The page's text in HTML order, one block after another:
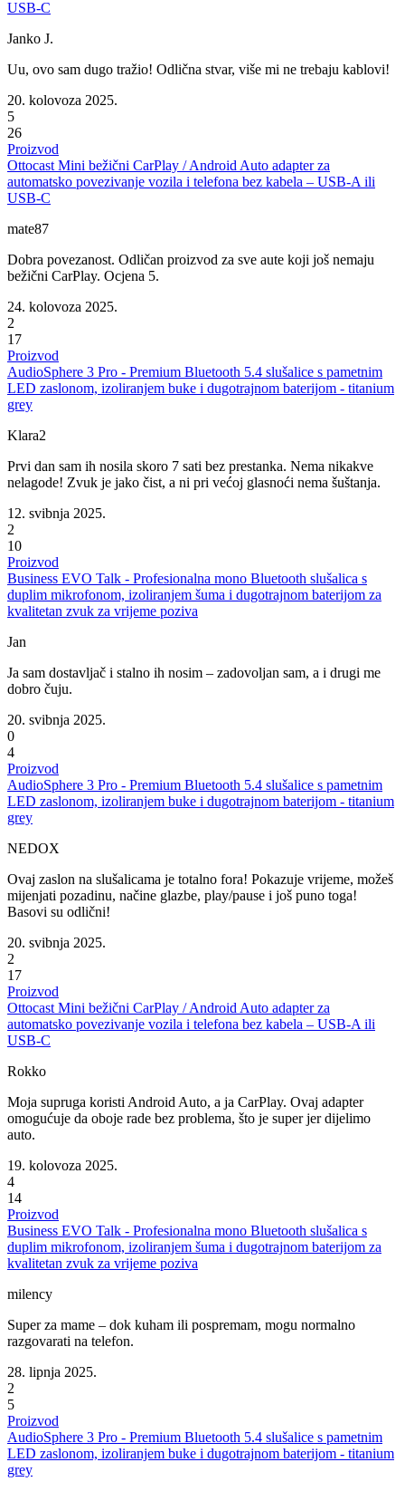
USB-C
Janko J.
Uu, ovo sam dugo tražio! Odlična stvar, više mi ne trebaju kablovi!
20. kolovoza 2025.
5
26
Proizvod
Ottocast Mini bežični CarPlay / Android Auto adapter za
automatsko povezivanje vozila i telefona bez kabela – USB-A ili
USB-C
mate87
Dobra povezanost. Odličan proizvod za sve aute koji još nemaju
bežični CarPlay. Ocjena 5.
24. kolovoza 2025.
2
17
Proizvod
AudioSphere 3 Pro - Premium Bluetooth 5.4 slušalice s pametnim
LED zaslonom, izoliranjem buke i dugotrajnom baterijom - titanium
grey
Klara2
Prvi dan sam ih nosila skoro 7 sati bez prestanka. Nema nikakve
nelagode! Zvuk je jako čist, a ni pri većoj glasnoći nema šuštanja.
12. svibnja 2025.
2
10
Proizvod
Business EVO Talk - Profesionalna mono Bluetooth slušalica s
duplim mikrofonom, izoliranjem šuma i dugotrajnom baterijom za
kvalitetan zvuk za vrijeme poziva
Jan
Ja sam dostavljač i stalno ih nosim – zadovoljan sam, a i drugi me
dobro čuju.
20. svibnja 2025.
0
4
Proizvod
AudioSphere 3 Pro - Premium Bluetooth 5.4 slušalice s pametnim
LED zaslonom, izoliranjem buke i dugotrajnom baterijom - titanium
grey
NEDOX
Ovaj zaslon na slušalicama je totalno fora! Pokazuje vrijeme, možeš
mijenjati pozadinu, načine glazbe, play/pause i još puno toga!
Basovi su odlični!
20. svibnja 2025.
2
17
Proizvod
Ottocast Mini bežični CarPlay / Android Auto adapter za
automatsko povezivanje vozila i telefona bez kabela – USB-A ili
USB-C
Rokko
Moja supruga koristi Android Auto, a ja CarPlay. Ovaj adapter
omogućuje da oboje rade bez problema, što je super jer dijelimo
auto.
19. kolovoza 2025.
4
14
Proizvod
Business EVO Talk - Profesionalna mono Bluetooth slušalica s
duplim mikrofonom, izoliranjem šuma i dugotrajnom baterijom za
kvalitetan zvuk za vrijeme poziva
milency
Super za mame – dok kuham ili pospremam, mogu normalno
razgovarati na telefon.
28. lipnja 2025.
2
5
Proizvod
AudioSphere 3 Pro - Premium Bluetooth 5.4 slušalice s pametnim
LED zaslonom, izoliranjem buke i dugotrajnom baterijom - titanium
grey